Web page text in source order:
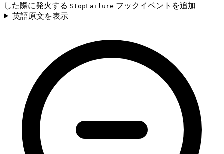
した際に発火する StopFailure フックイベントを追加
英語原文を表示